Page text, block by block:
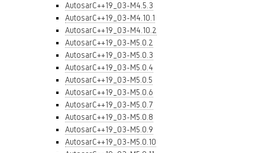
AutosarC++19_03-M4.5.3
AutosarC++19_03-M4.10.1
AutosarC++19_03-M4.10.2
AutosarC++19_03-M5.0.2
AutosarC++19_03-M5.0.3
AutosarC++19_03-M5.0.4
AutosarC++19_03-M5.0.5
AutosarC++19_03-M5.0.6
AutosarC++19_03-M5.0.7
AutosarC++19_03-M5.0.8
AutosarC++19_03-M5.0.9
AutosarC++19_03-M5.0.10